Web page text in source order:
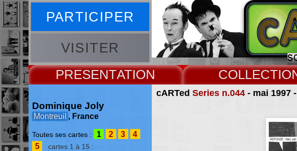
PARTICIPER
VISITER
PRESENT COLLECT
cARTed Series n.044- mai 1997 -
Dominique Joly
Montreuil , France
Toutes ses cartes : 1 2 3
4
5
cartes 1 à 15 :